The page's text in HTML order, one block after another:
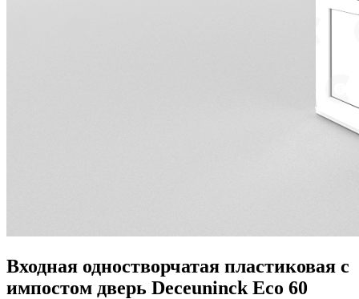
Входная одностворчатая пластиковая с
импостом дверь Deceuninck Eco 60